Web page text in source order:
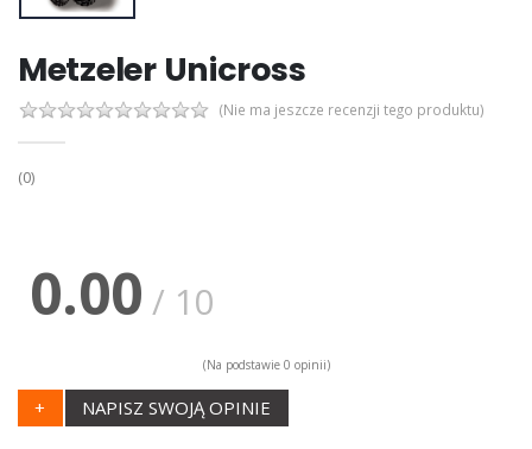
Metzeler Unicross
(Nie ma jeszcze recenzji tego produktu)
(0)
0.00 / 10
(Na podstawie 0 opinii)
+ NAPISZ SWOJĄ OPINIE